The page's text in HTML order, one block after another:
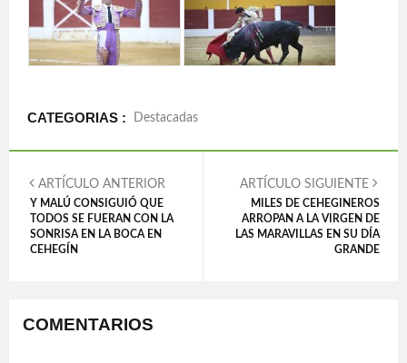
CATEGORIAS : Destacadas
ARTÍCULO ANTERIOR
Y MALÚ CONSIGUIÓ QUE
TODOS SE FUERAN CON LA
SONRISA EN LA BOCA EN
CEHEGÍN
ARTÍCULO SIGUIENTE
MILES DE CEHEGINEROS
ARROPAN A LA VIRGEN DE
LAS MARAVILLAS EN SU DÍA
GRANDE
COMENTARIOS